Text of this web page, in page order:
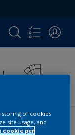
storing of cookies
site usage, and
cookie per